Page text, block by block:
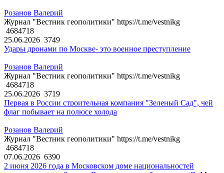
Розанов Валерий
Журнал "Вестник геополитики" https://t.me/vestnikg
4684718
25.06.2026 3749
Удары дронами по Москве- это военное преступление
Розанов Валерий
Журнал "Вестник геополитики" https://t.me/vestnikg
4684718
25.06.2026 3719
Первая в России строительная компания "Зеленый Сад", чей
флаг побывает на полюсе холода
Розанов Валерий
Журнал "Вестник геополитики" https://t.me/vestnikg
4684718
07.06.2026 6390
2 июня 2026 года в Московском доме национальностей